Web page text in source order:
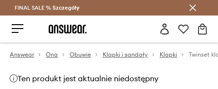
Oszczędzaj z Answear Club >
FINAL SALE % Szczegóły
Answear Ona Obuwie Klapki i sandały Klapki Twinset
Ten produkt jest aktualnie niedostępny